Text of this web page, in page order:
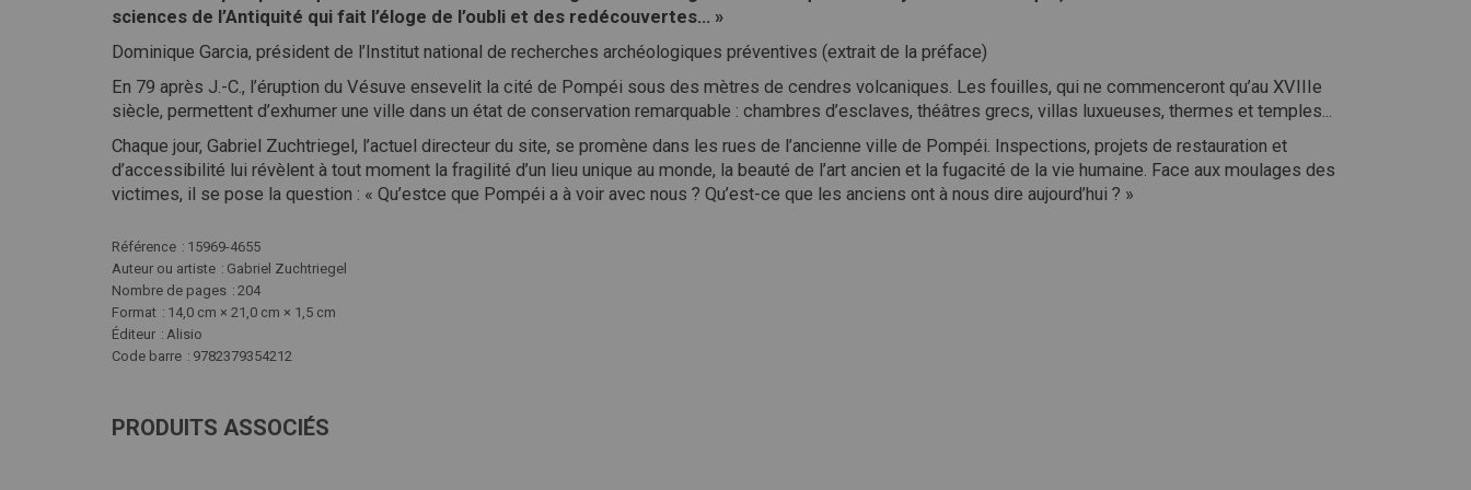
sciences de l’Antiquité qui fait l’éloge de l’oubli et des redécouvertes… »
Dominique Garcia, président de l’Institut national de recherches archéologiques préventives (extrait de la préface)
En 79 après J.-C., l’éruption du Vésuve ensevelit la cité de Pompéi sous des mètres de cendres volcaniques. Les fouilles, qui ne commenceront qu’au XVIIIe
siècle, permettent d’exhumer une ville dans un état de conservation remarquable : chambres d’esclaves, théâtres grecs, villas luxueuses, thermes et temples...
Chaque jour, Gabriel Zuchtriegel, l’actuel directeur du site, se promène dans les rues de l’ancienne ville de Pompéi. Inspections, projets de restauration et
d’accessibilité lui révèlent à tout moment la fragilité d’un lieu unique au monde, la beauté de l’art ancien et la fugacité de la vie humaine. Face aux moulages des
victimes, il se pose la question : « Qu’estce que Pompéi a à voir avec nous ? Qu’est-ce que les anciens ont à nous dire aujourd’hui ? »
Plus
d'infos
Référence
15969-4655
Auteur ou artiste
Gabriel Zuchtriegel
Nombre de pages
204
Format
14,0 cm × 21,0 cm × 1,5 cm
Éditeur
Alisio
Code barre
9782379354212
PRODUITS ASSOCIÉS